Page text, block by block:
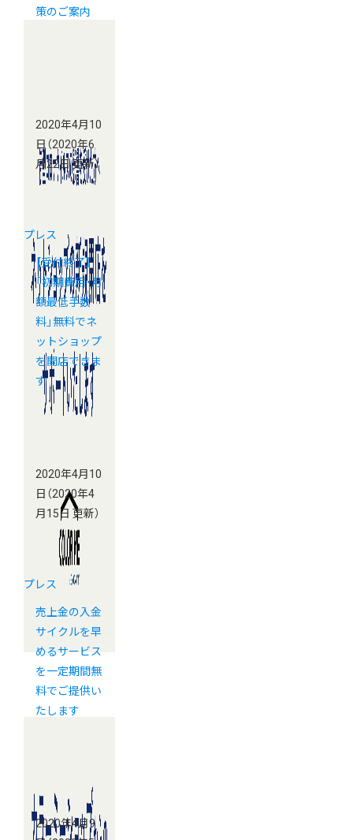
策のご案内
2020年4月10
日 （2020年6
月22日 更新）
プレス
【受付終了】
「初期費用・月
額最低手数
料」無料でネ
ットショップ
を開店できま
す
2020年4月10
日 （2020年4
月15日 更新）
プレス
売上金の入金
サイクルを早
めるサービス
を一定期間無
料でご提供い
たします
2020年4月9